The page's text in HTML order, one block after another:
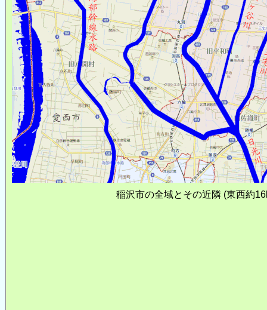
稲沢市の全域とその近隣 (東西約